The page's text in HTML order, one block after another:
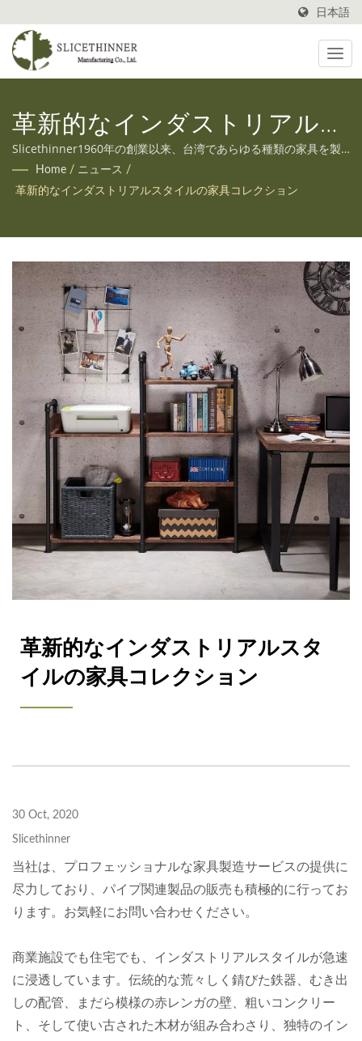
日本語
革新的なインダストリアルス
タイルの家具コレクション
Slicethinner1960年の創業以来、台湾であらゆる種類の家具を製
造してきました。また、お客様の多様なニーズにお応えするた
め、OEMとODMの両方のサービスも提供しています。
Home / ニュース /
革新的なインダストリアルスタイルの家具コレクション
革新的なインダストリアルスタ
イルの家具コレクション
30 Oct, 2020
Slicethinner
当社は、プロフェッショナルな家具製造サービスの提供に
尽力しており、パイプ関連製品の販売も積極的に行ってお
ります。お気軽にお問い合わせください。
商業施設でも住宅でも、インダストリアルスタイルが急速
に浸透しています。伝統的な荒々しく錆びた鉄器、むき出
しの配管、まだら模様の赤レンガの壁、粗いコンクリー
ト、そして使い古された木材が組み合わさり、独特のイン